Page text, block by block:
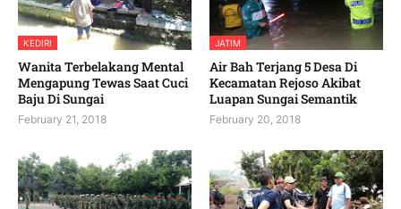
KEDIRI
Wanita Terbelakang Mental
Mengapung Tewas Saat Cuci
Baju Di Sungai
February 21, 2018
JATIM
Air Bah Terjang 5 Desa Di
Kecamatan Rejoso Akibat
Luapan Sungai Semantik
February 20, 2018